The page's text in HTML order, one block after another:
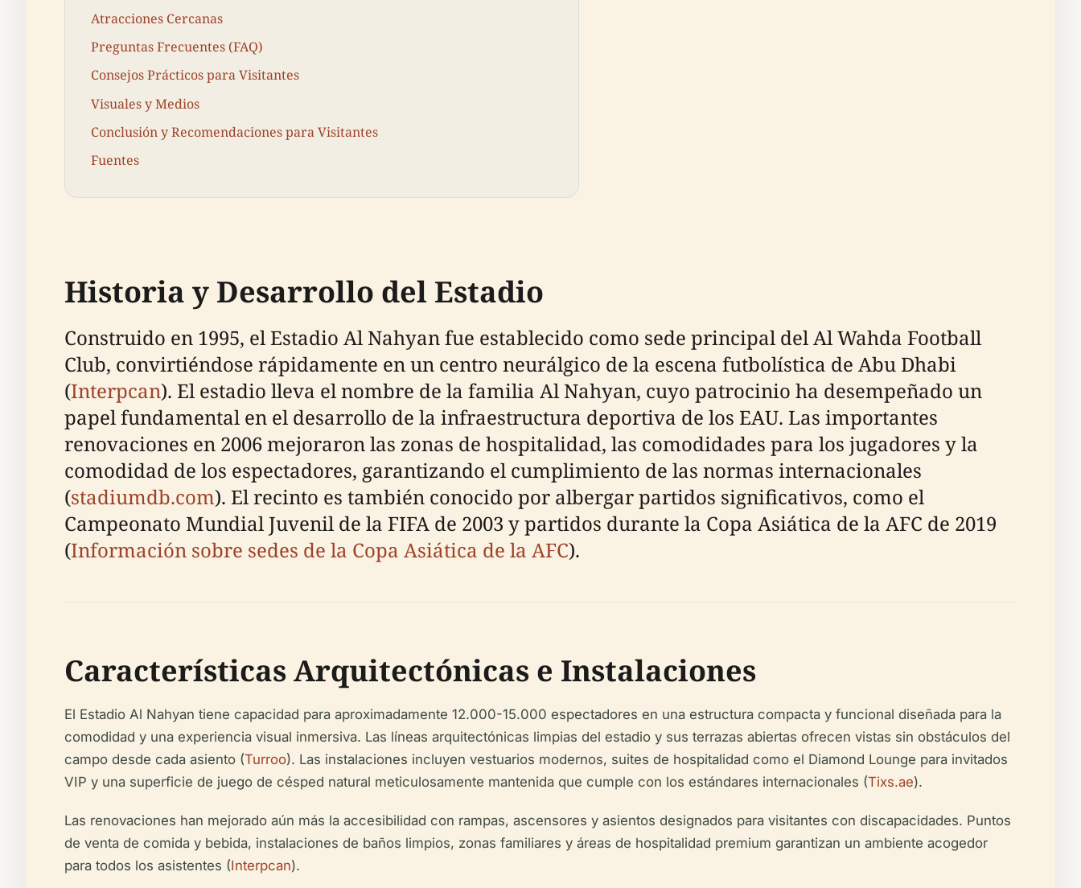
Atracciones Cercanas
Preguntas Frecuentes (FAQ)
Consejos Prácticos para Visitantes
Visuales y Medios
Conclusión y Recomendaciones para Visitantes
Fuentes
Historia y Desarrollo del Estadio
Construido en 1995, el Estadio Al Nahyan fue establecido como sede principal del Al Wahda Football
Club, convirtiéndose rápidamente en un centro neurálgico de la escena futbolística de Abu Dhabi
(Interpcan). El estadio lleva el nombre de la familia Al Nahyan, cuyo patrocinio ha desempeñado un
papel fundamental en el desarrollo de la infraestructura deportiva de los EAU. Las importantes
renovaciones en 2006 mejoraron las zonas de hospitalidad, las comodidades para los jugadores y la
comodidad de los espectadores, garantizando el cumplimiento de las normas internacionales
(stadiumdb.com). El recinto es también conocido por albergar partidos significativos, como el
Campeonato Mundial Juvenil de la FIFA de 2003 y partidos durante la Copa Asiática de la AFC de 2019
(Información sobre sedes de la Copa Asiática de la AFC).
Características Arquitectónicas e Instalaciones
El Estadio Al Nahyan tiene capacidad para aproximadamente 12.000-15.000 espectadores en una estructura compacta y funcional diseñada para la
comodidad y una experiencia visual inmersiva. Las líneas arquitectónicas limpias del estadio y sus terrazas abiertas ofrecen vistas sin obstáculos del
campo desde cada asiento (Turroo). Las instalaciones incluyen vestuarios modernos, suites de hospitalidad como el Diamond Lounge para invitados
VIP y una superficie de juego de césped natural meticulosamente mantenida que cumple con los estándares internacionales (Tixs.ae).
Las renovaciones han mejorado aún más la accesibilidad con rampas, ascensores y asientos designados para visitantes con discapacidades. Puntos
de venta de comida y bebida, instalaciones de baños limpios, zonas familiares y áreas de hospitalidad premium garantizan un ambiente acogedor
para todos los asistentes (Interpcan).